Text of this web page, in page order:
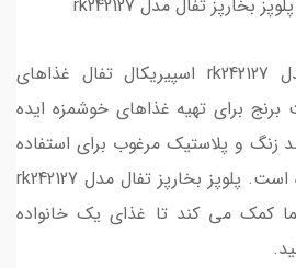
پلوپز بخارپز تفال مدل rk242127
با پلوپز بخارپز تفال مدل rk242127 اسپیریکال تفال غذاهای
برای تهیه غذاهای خوشمزه ایده
زنگ و پلاستیک مرغوب برای استفاده
طولانی مدت ساخته شده است. پلوپز بخارپز تفال مدل rk242127
لیتر به شما کمک می کند تا غذای یک خانواده